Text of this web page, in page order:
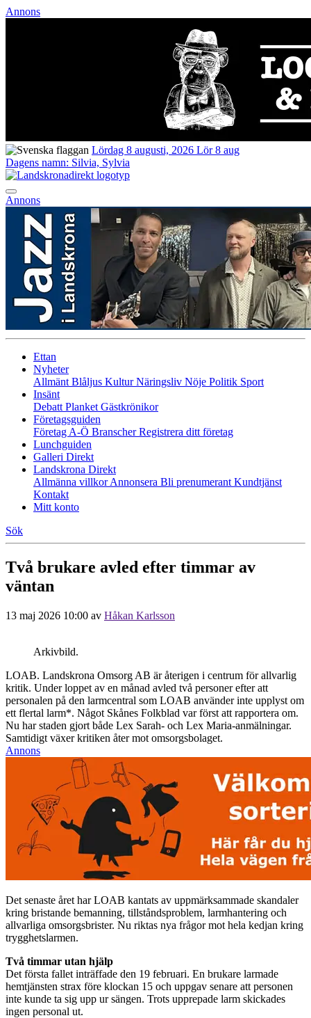
Annons
Lördag 8 augusti, 2026 Lör 8 aug
Dagens namn: Silvia, Sylvia
Annons
Ettan
Nyheter
Allmänt Blåljus KulturNäringsliv Nöje Politik Sport
Insänt
Debatt Planket Gästkrönikor
Företagsguiden
Företag A-Ö BranscherRegistrera ditt företag
Lunchguiden
Galleri Direkt
Landskrona Direkt
Allmänna villkorAnnonsera Bli prenumerant Kundtjänst
Kontakt
Mitt konto
Sök
Två brukare avled efter timmar av
väntan
13 maj 2026 10:00 av Håkan Karlsson
Arkivbild.
LOAB. Landskrona Omsorg AB är återigen i centrum för allvarlig
kritik. Under loppet av en månad avled två personer efter att
personalen på den larmcentral som LOAB använder inte upplyst om
ett flertal larm*. Något Skånes Folkblad var först att rapportera om.
Nu har staden gjort både Lex Sarah- och Lex Maria-anmälningar.
Samtidigt växer kritiken åter mot omsorgsbolaget.
Annons
Det senaste året har LOAB kantats av uppmärksammade skandaler
kring bristande bemanning, tillståndsproblem, larmhantering och
allvarliga omsorgsbrister. Nu riktas nya frågor mot hela kedjan kring
trygghetslarmen.
Två timmar utan hjälp
Det första fallet inträffade den 19 februari. En brukare larmade
hemtjänsten strax före klockan 15 och uppgav senare att personen
inte kunde ta sig upp ur sängen. Trots upprepade larm skickades
ingen personal ut.